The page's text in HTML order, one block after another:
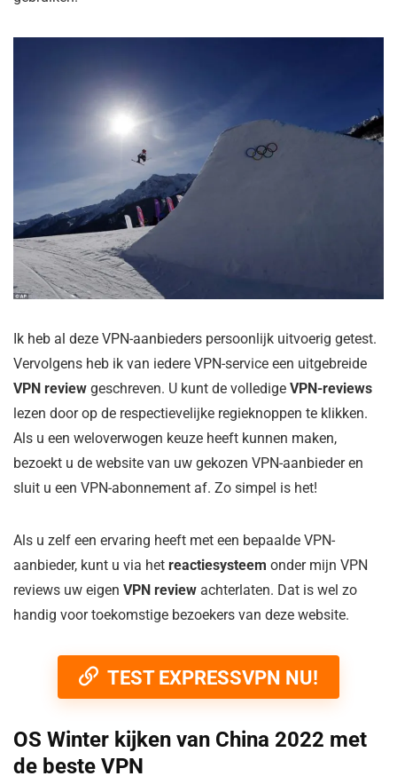
Ik heb al deze VPN-aanbieders persoonlijk uitvoerig getest.
Vervolgens heb ik van iedere VPN-service een uitgebreide
VPN review geschreven. U kunt de volledige VPN-reviews
lezen door op de respectievelijke regieknoppen te klikken.
Als u een weloverwogen keuze heeft kunnen maken,
bezoekt u de website van uw gekozen VPN-aanbieder en
sluit u een VPN-abonnement af. Zo simpel is het!
Als u zelf een ervaring heeft met een bepaalde VPN-
aanbieder, kunt u via het reactiesysteem onder mijn VPN
reviews uw eigen VPN review achterlaten. Dat is wel zo
handig voor toekomstige bezoekers van deze website.
TEST EXPRESSVPN NU!
OS Winter kijken van China 2022 met
de beste VPN